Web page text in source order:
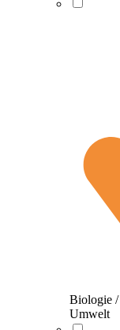
Biologie /
Umwelt